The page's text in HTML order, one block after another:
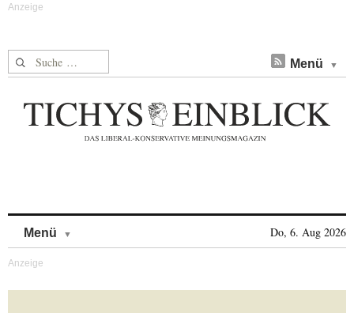
Suche nach: Menü
Menü Do, 6. Aug 2026